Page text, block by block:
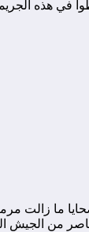
في هذه
ما زالت
من الجيش